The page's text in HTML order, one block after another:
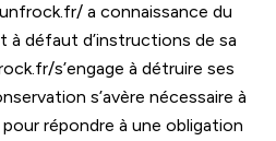
a connaissance du
à défaut d’instructions de sa
s’engage à détruire ses
s’avère nécessaire à
répondre à une obligation